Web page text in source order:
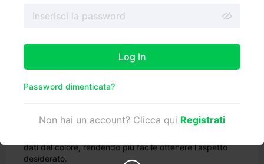
Quando si prepara il file STL per la colorazione, è
necessario pensare al futuro. Iniziate controllando se il
vertici o la mappatura UV. In caso contrario, è possibile
aggiungere manualmente questi dettagli. Questa fase
garantisce che il modello 3D abbia una base solida per
importante è l'impostazione dei materiali. Associare i
modello una volta stampato. Infine, esportate il file in un
formato che supporti le informazioni sui colori, come
dati del colore, rendendo più facile ottenere l'aspetto
desiderato.
Log In
Password dimenticata?
Non hai un account? Clicca qui Registrati